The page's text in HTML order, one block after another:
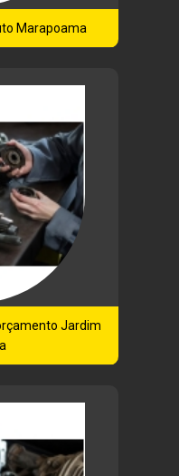
Marapoama
Jardim